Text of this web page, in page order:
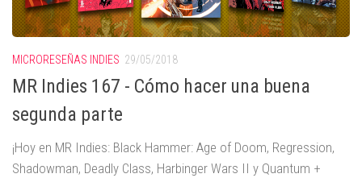
MICRORESEÑAS INDIES 29/05/2018
MR Indies 167 - Cómo hacer una buena
segunda parte
¡Hoy en MR Indies: Black Hammer: Age of Doom, Regression,
Shadowman, Deadly Class, Harbinger Wars II y Quantum +